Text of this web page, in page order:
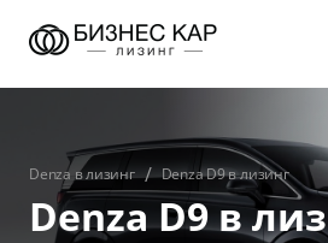
Denza в лизинг Denza D9 в лизинг
Denza D9 в